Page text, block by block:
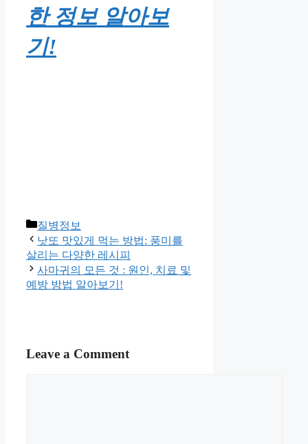
한 정보 알아보
기!
Categories
질병정보
낫또 맛있게 먹는 방법: 풍미를
살리는 다양한 레시피
사마귀의 모든 것 : 원인, 치료 및
예방 방법 알아보기!
Leave a Comment